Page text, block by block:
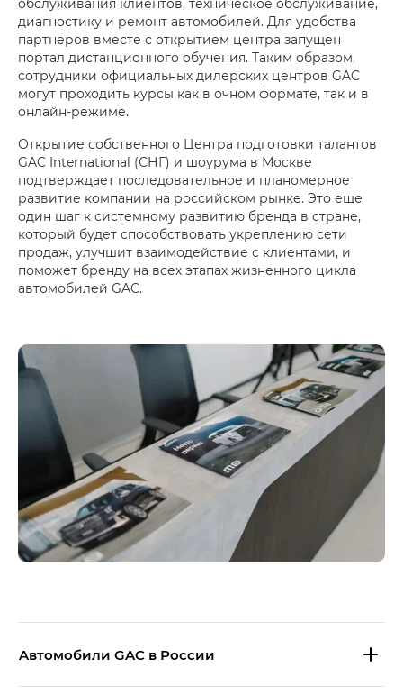
диагностику и ремонт автомобилей. Для удобства
партнеров вместе с открытием центра запущен
портал дистанционного обучения. Таким образом,
сотрудники официальных дилерских центров GAC
могут проходить курсы как в очном формате, так и в
онлайн-режиме.
Открытие собственного Центра подготовки талантов
GAC International (СНГ) и шоурума в Москве
подтверждает последовательное и планомерное
развитие компании на российском рынке. Это еще
один шаг к системному развитию бренда в стране,
который будет способствовать укреплению сети
продаж, улучшит взаимодействие с клиентами, и
поможет бренду на всех этапах жизненного цикла
автомобилей GAC.
Aвтомобили GAC в России